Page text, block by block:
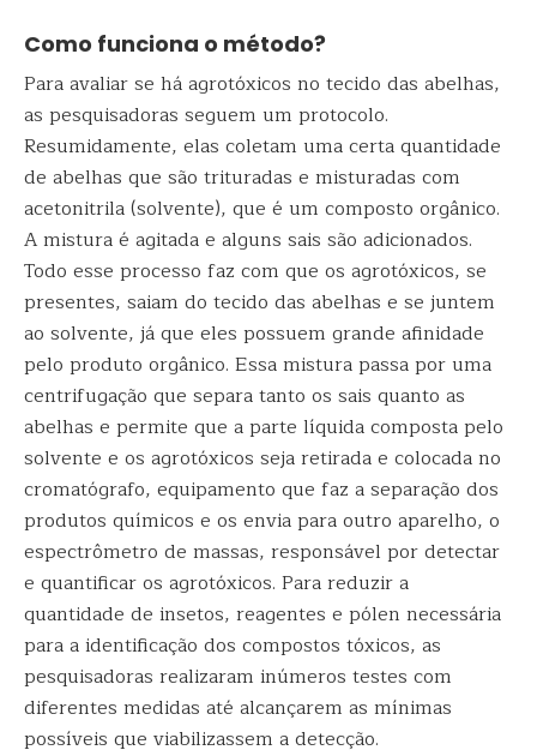
Como funciona o método?
Para avaliar se há agrotóxicos no tecido das abelhas,
as pesquisadoras seguem um protocolo.
Resumidamente, elas coletam uma certa quantidade
de abelhas que são trituradas e misturadas com
acetonitrila (solvente), que é um composto orgânico.
A mistura é agitada e alguns sais são adicionados.
Todo esse processo faz com que os agrotóxicos, se
presentes, saiam do tecido das abelhas e se juntem
ao solvente, já que eles possuem grande afinidade
pelo produto orgânico. Essa mistura passa por uma
centrifugação que separa tanto os sais quanto as
abelhas e permite que a parte líquida composta pelo
solvente e os agrotóxicos seja retirada e colocada no
cromatógrafo, equipamento que faz a separação dos
produtos químicos e os envia para outro aparelho, o
espectrômetro de massas, responsável por detectar
e quantificar os agrotóxicos. Para reduzir a
quantidade de insetos, reagentes e pólen necessária
para a identificação dos compostos tóxicos, as
pesquisadoras realizaram inúmeros testes com
diferentes medidas até alcançarem as mínimas
possíveis que viabilizassem a detecção.